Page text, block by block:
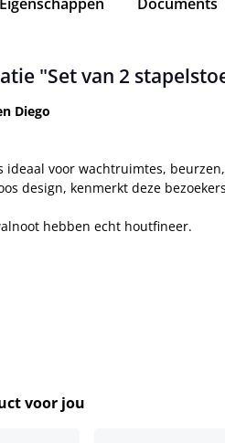
"Set van 2
Diego
ideaal voor wachtruimtes,
design, kenmerkt deze
hebben echt houtfineer.
voor jou